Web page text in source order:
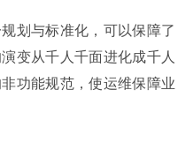
划与标准化，可以保障了
变从千人千面进化成千人
功能规范，使运维保障业